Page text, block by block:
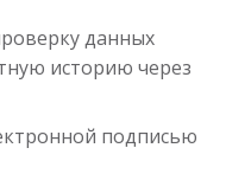
данных
историю через
подписью